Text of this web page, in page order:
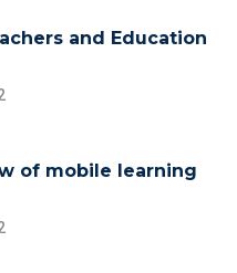
and Education
of mobile learning